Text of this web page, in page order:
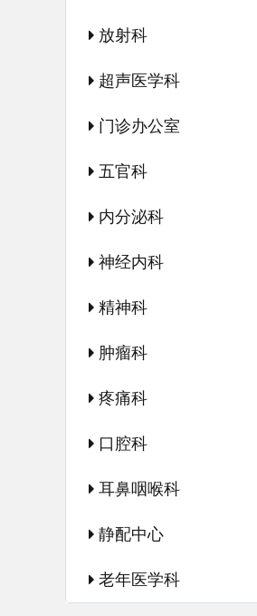
放射科
超声医学科
门诊办公室
五官科
内分泌科
神经内科
精神科
肿瘤科
疼痛科
口腔科
耳鼻咽喉科
静配中心
老年医学科